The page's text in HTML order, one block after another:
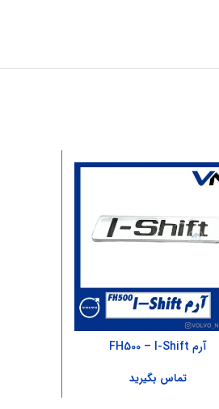
آرم FH500 – I-Shift
تماس بگیرید